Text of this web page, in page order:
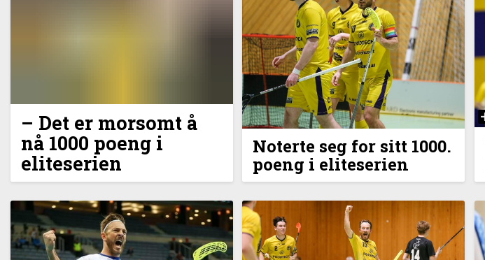
– Det er morsomt å
nå 1000 poeng i
eliteserien
Noterte seg for sitt 1000.
poeng i eliteserien